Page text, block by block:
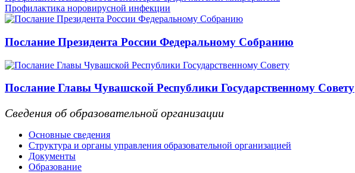
Профилактика норовирусной инфекции
Послание Президента России Федеральному Собранию
Послание Главы Чувашской Республики Государственному Совету
Сведения об образовательной организации
Основные сведения
Структура и органы управления образовательной организацией
Документы
Образование